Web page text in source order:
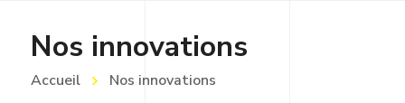
Nos innovations
Accueil Nos innovations